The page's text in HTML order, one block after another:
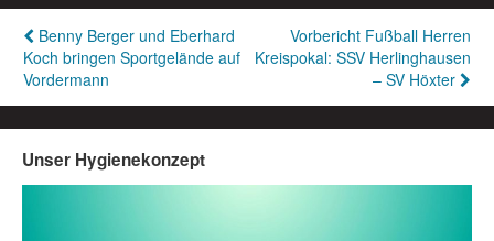
Beitragsnavigation
Benny Berger und Eberhard
Koch bringen Sportgelände auf
Vordermann
Vorbericht Fußball Herren
Kreispokal: SSV Herlinghausen
– SV Höxter
Unser Hygienekonzept